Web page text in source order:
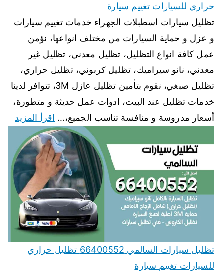
حراري للسيارات تغييم سيارة
تظليل سيارات اسطبلات الجهراء خدمات تغييم سيارات
و عزل و حماية السيارات من مختلف انواعها، نؤمن
عمل كافة انواع التظليل، تظليل معدني، تظليل غير
معدني، نانو سيراميك، تظليل كربوني، تظليل حراري،
تظليل صبغي، نقوم بتأمين تظليل عازل 3M، تتوافر لدينا
خدمات تظليل عند البيت، ادوات عمل حديثة و متطورة،
أسعار مدروسة و منافسة تناسب الجميع،… اقرأ المزيد
تظليل سيارات السالمي 66400552 تظليل حراري
للسيارات تغييم سيارة